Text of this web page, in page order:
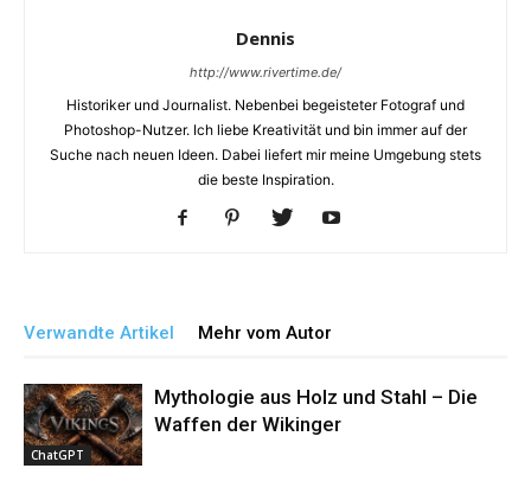
Dennis
http://www.rivertime.de/
Historiker und Journalist. Nebenbei begeisteter Fotograf und
Photoshop-Nutzer. Ich liebe Kreativität und bin immer auf der
Suche nach neuen Ideen. Dabei liefert mir meine Umgebung stets
die beste Inspiration.
Verwandte Artikel Mehr vom Autor
ChatGPT
Mythologie aus Holz und Stahl – Die
Waffen der Wikinger